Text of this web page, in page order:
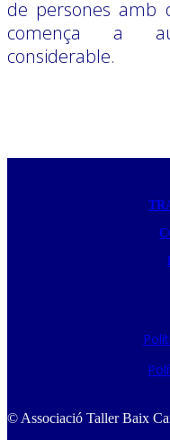
de persones amb
comença a
considerable.
© Associació Taller Baix